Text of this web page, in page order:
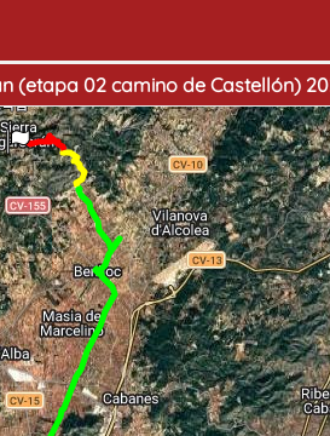
(etapa 02 camino de Castellón)
점